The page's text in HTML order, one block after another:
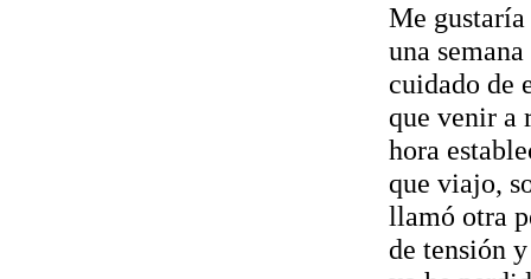
Me
una
cuidado de
que venir a
hora
que viajo,
llamó otra
de tensión